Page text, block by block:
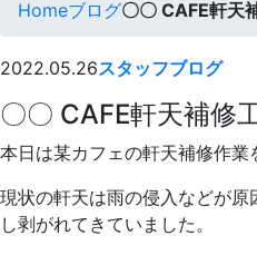
Homeブログ〇〇 CAFE軒天
2022.05.26スタッフブログ
〇〇 CAFE軒天補修
本日は某カフェの軒天補修作業
現状の軒天は雨の侵入などが
し剥がれてきていました。